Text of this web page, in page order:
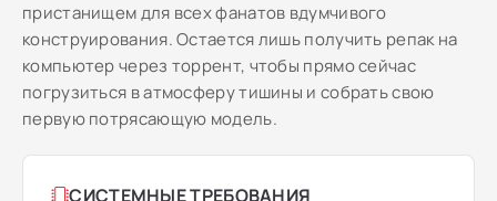
пристанищем для всех фанатов вдумчивого
конструирования. Остается лишь получить репак на
компьютер через торрент, чтобы прямо сейчас
погрузиться в атмосферу тишины и собрать свою
первую потрясающую модель.
СИСТЕМНЫЕ ТРЕБОВАНИЯ